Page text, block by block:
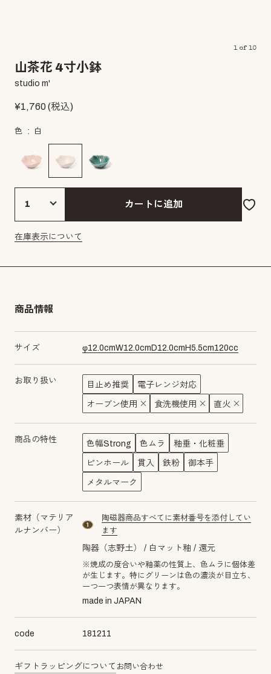
1of 10
山茶花 4寸小鉢
studio m'
¥1,760(税込)
色 白
カートに追加
在庫表示について
商品情報
サイズ φ12.0cmW12.0cm D12.0cm H5.5cm120cc
お取り扱い 目止め推奨 電子レンジ対応
オーブン使用 食洗機使用 直火
商品の特性 色幅Strong 色ムラ 釉垂・化粧垂
ピンホール 貫入 鉄粉 御本手
メタルマーク
素材（マテリア
ルナンバー）
material number1
陶磁器商品すべてに素材番号を添付してい
ます
陶器（志野土） 白マット釉 還元
※焼成の度合いや釉薬の性質上、色ムラに個体差
が生じます。特にグリーンは色の濃淡が目立ち、
一つ一つ表情が異なります。
made in JAPAN
code 181211
ギフトラッピングについて お問い合わせ